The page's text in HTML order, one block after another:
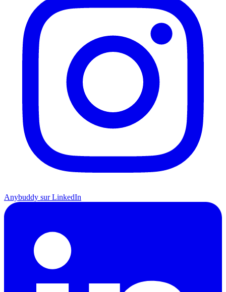
Anybuddy sur LinkedIn